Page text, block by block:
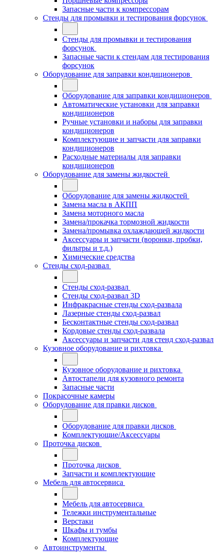
Запасные части к компрессорам
Стенды для промывки и тестирования форсунок
Стенды для промывки и тестирования
форсунок
Запасные части к стендам для тестирования
форсунок
Оборудование для заправки кондиционеров
Оборудование для заправки кондиционеров
Автоматические установки для заправки
кондиционеров
Ручные установки и наборы для заправки
кондиционеров
Комплектующие и запчасти для заправки
кондиционеров
Расходные материалы для заправки
кондиционеров
Оборудование для замены жидкостей
Оборудование для замены жидкостей
Замена масла в АКПП
Замена моторного масла
Замена/прокачка тормозной жидкости
Замена/промывка охлаждающей жидкости
Аксессуары и запчасти (воронки, пробки,
фильтры и т.д.)
Химические средства
Стенды сход-развал
Стенды сход-развал
Стенды сход-развал 3D
Инфракрасные стенды сход-развала
Лазерные стенды сход-развал
Бесконтактные стенды сход-развал
Кордовые стенды сход-развала
Аксессуары и запчасти для стенд сход-развал
Кузовное оборудование и рихтовка
Кузовное оборудование и рихтовка
Автостапели для кузовного ремонта
Запасные части
Покрасочные камеры
Оборудование для правки дисков
Оборудование для правки дисков
Комплектующие/Аксессуары
Проточка дисков
Проточка дисков
Запчасти и комплектующие
Мебель для автосервиса
Мебель для автосервиса
Тележки инструментальные
Верстаки
Шкафы и тумбы
Комплектующие
Автоинструменты